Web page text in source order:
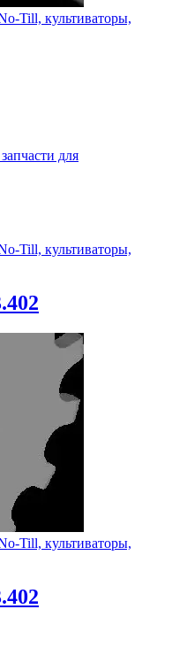
Till, культиваторы,
для
Till, культиваторы,
Till, культиваторы,